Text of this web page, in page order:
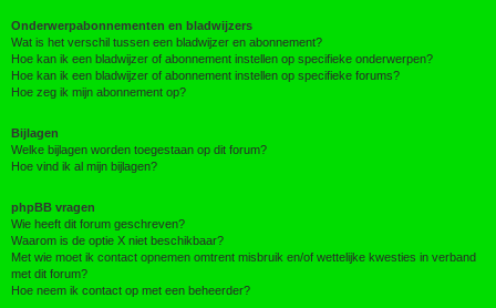
Onderwerpabonnementen en bladwijzers
Wat is het verschil tussen een bladwijzer en abonnement?
Hoe kan ik een bladwijzer of abonnement instellen op specifieke onderwerpen?
Hoe kan ik een bladwijzer of abonnement instellen op specifieke forums?
Hoe zeg ik mijn abonnement op?
Bijlagen
Welke bijlagen worden toegestaan op dit forum?
Hoe vind ik al mijn bijlagen?
phpBB vragen
Wie heeft dit forum geschreven?
Waarom is de optie X niet beschikbaar?
Met wie moet ik contact opnemen omtrent misbruik en/of wettelijke kwesties in verband
met dit forum?
Hoe neem ik contact op met een beheerder?